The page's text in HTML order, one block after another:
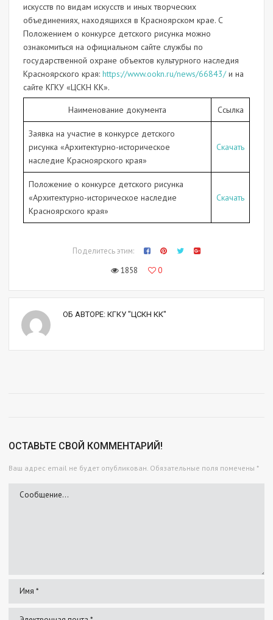
искусств по видам искусств и иных творческих
объединениях, находящихся в Красноярском крае. С
Положением о конкурсе детского рисунка можно
ознакомиться на официальном сайте службы по
государственной охране объектов культурного наследия
Красноярского края: https://www.ookn.ru/news/66843/и на
сайте КГКУ «ЦСКН КК».
Наименование документа Ссылка
Заявка на участие в конкурсе детского
рисунка «Архитектурно-историческое
наследие Красноярского края»
Скачать
Положение о конкурсе детского рисунка
«Архитектурно-историческое наследие
Красноярского края»
Скачать
Поделитесь этим:
1858
0
ОБ АВТОРЕ: КГКУ "ЦСКН КК"
ОСТАВЬТЕ СВОЙ КОММЕНТАРИЙ!
Ваш адрес email не будет опубликован. Обязательные поля помечены *